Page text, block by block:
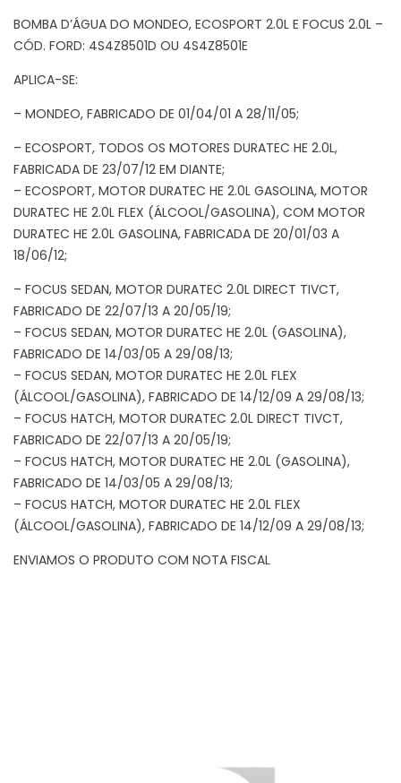
BOMBA D’ÁGUA DO MONDEO, ECOSPORT 2.0L E FOCUS 2.0L –
CÓD. FORD: 4S4Z8501D OU 4S4Z8501E
APLICA-SE:
– MONDEO, FABRICADO DE 01/04/01 A 28/11/05;
– ECOSPORT, TODOS OS MOTORES DURATEC HE 2.0L,
FABRICADA DE 23/07/12 EM DIANTE;
– ECOSPORT, MOTOR DURATEC HE 2.0L GASOLINA, MOTOR
DURATEC HE 2.0L FLEX (ÁLCOOL/GASOLINA), COM MOTOR
DURATEC HE 2.0L GASOLINA, FABRICADA DE 20/01/03 A
18/06/12;
– FOCUS SEDAN, MOTOR DURATEC 2.0L DIRECT TIVCT,
FABRICADO DE 22/07/13 A 20/05/19;
– FOCUS SEDAN, MOTOR DURATEC HE 2.0L (GASOLINA),
FABRICADO DE 14/03/05 A 29/08/13;
– FOCUS SEDAN, MOTOR DURATEC HE 2.0L FLEX
(ÁLCOOL/GASOLINA), FABRICADO DE 14/12/09 A 29/08/13;
– FOCUS HATCH, MOTOR DURATEC 2.0L DIRECT TIVCT,
FABRICADO DE 22/07/13 A 20/05/19;
– FOCUS HATCH, MOTOR DURATEC HE 2.0L (GASOLINA),
FABRICADO DE 14/03/05 A 29/08/13;
– FOCUS HATCH, MOTOR DURATEC HE 2.0L FLEX
(ÁLCOOL/GASOLINA), FABRICADO DE 14/12/09 A 29/08/13;
ENVIAMOS O PRODUTO COM NOTA FISCAL